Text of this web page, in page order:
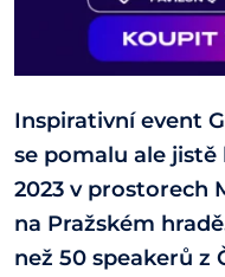
Inspirativní event
se pomalu ale jistě
2023 v prostorech
na Pražském
než 50 speakerů z